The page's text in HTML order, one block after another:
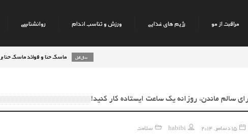
مراقبت از مو رژیم های غذایی ورزش و تناسب اندام روانشناسی
ماسک حنا و فوائد ماسک حنا بر روی پوست صورت
سالم ماندن، روزانه یک ساعت ایستاده کار کنید!
15 دسامبر, 2014 habibi سلامت